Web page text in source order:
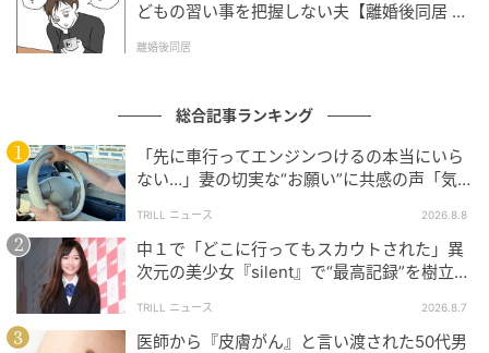
どもの習い事を把握しない夫【離婚後同居 Vo
離婚後同居
総合記事ランキング
「先に車行ってエンジンつけるの本当にいら
ない…」妻の切実な“お願い”に共感の声「気
TRILL ニュース 2026.8.8
中１で「どこに行ってもスカウトされた」異
次元の美少女『silent』で“最高記録”を樹立し
TRILL ニュース 2026.8.7
医師から『皮膚がん』と言い渡された50代男